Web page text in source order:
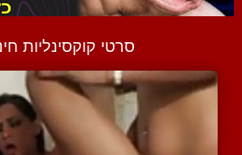
סרטי קוקסינליות